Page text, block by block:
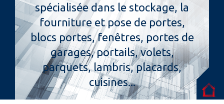
Actualités
Catalogues produits
Espace pro
spécialisée dans le stockage, la
fourniture et pose de portes,
blocs portes, fenêtres, portes de
garages, portails, volets,
parquets, lambris, placards,
cuisines...